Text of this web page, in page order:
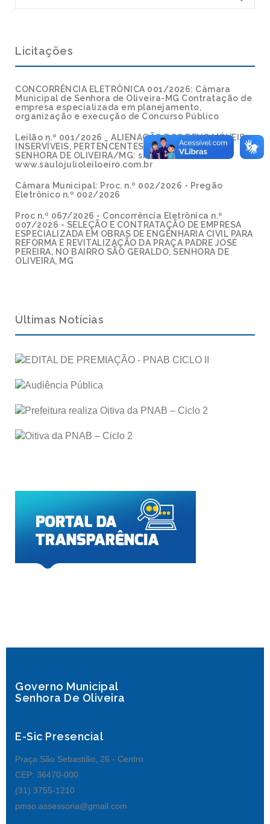
Licitações
CONCORRÊNCIA ELETRÔNICA 001/2026: Câmara
Municipal de Senhora de Oliveira-MG Contratação de
empresa especializada em planejamento,
organização e execução de Concurso Público
Leilão n.º 001/2026 _ ALIENAÇÃO DOS BENS MÓVEIS
INSERVÍVEIS, PERTENCENTES AO MUNICÍPIO DE
SENHORA DE OLIVEIRA/MG: site
www.saulojulioleiloeiro.com.br
Câmara Municipal: Proc. n.º 002/2026 - Pregão
Eletrônico n.º 002/2026
Proc n.º 067/2026 - Concorrência Eletrônica n.º
007/2026 - SELEÇÃO E CONTRATAÇÃO DE EMPRESA
ESPECIALIZADA EM OBRAS DE ENGENHARIA CIVIL PARA
REFORMA E REVITALIZAÇÃO DA PRAÇA PADRE JOSÉ
PEREIRA, NO BAIRRO SÃO GERALDO, SENHORA DE
OLIVEIRA, MG
Últimas Notícias
Governo Municipal
Senhora De Oliveira
E-Sic Presencial
Praça São Sebastião, 26 - Centro
CEP: 36470-000
(31) 3755-1210
pmso.assessoria@gmail.com